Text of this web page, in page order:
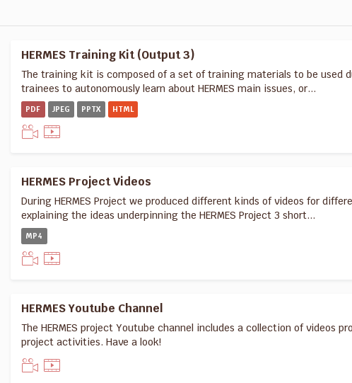
HERMES Training Kit (Output 3)
The training kit is composed of a set of training materials to be
trainees to autonomously learn about HERMES main issues, or...
PDF JPEG PPTX HTML
HERMES Project Videos
During HERMES Project we produced different kinds of videos for
explaining the ideas underpinning the HERMES Project 3 short...
MP4
HERMES Youtube Channel
The HERMES project Youtube channel includes a collection of videos
project activities. Have a look!